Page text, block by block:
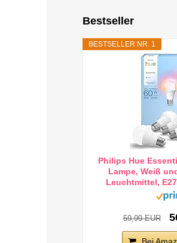
Bestseller
BESTSELLER NR. 1
Philips Hue
Lampe, Weiß
Leuchtmittel,
59,99 EUR